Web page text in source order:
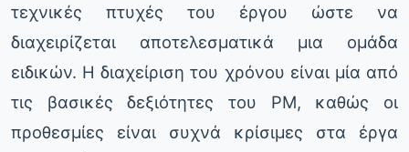
τεχνικές πτυχές του έργου ώστε να
διαχειρίζεται αποτελεσματικά μια ομάδα
ειδικών. Η διαχείριση του χρόνου είναι μία από
τις βασικές δεξιότητες του PM, καθώς οι
προθεσμίες είναι συχνά κρίσιμες στα έργα